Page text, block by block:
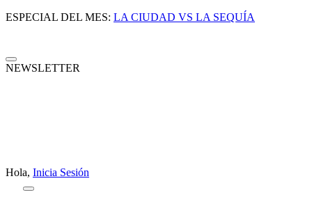
ESPECIAL DEL MES: LA CIUDAD VS LA SEQUÍA
NEWSLETTER
Hola, Inicia Sesión